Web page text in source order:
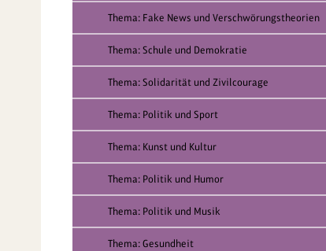
Thema: Fake News und Verschwörungstheorien
Thema: Schule und Demokratie
Thema: Solidarität und Zivilcourage
Thema: Politik und Sport
Thema: Kunst und Kultur
Thema: Politik und Humor
Thema: Politik und Musik
Thema: Gesundheit